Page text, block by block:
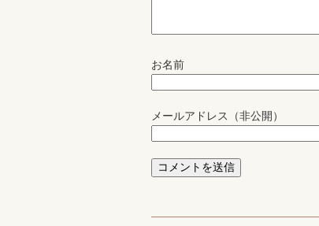
お名前
メールアドレス（非公開）